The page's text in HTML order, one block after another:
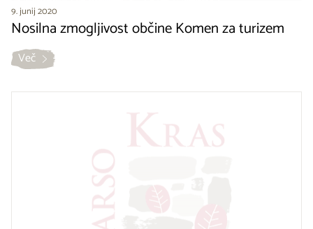
9. junij 2020
Nosilna zmogljivost občine Komen za turizem
Več